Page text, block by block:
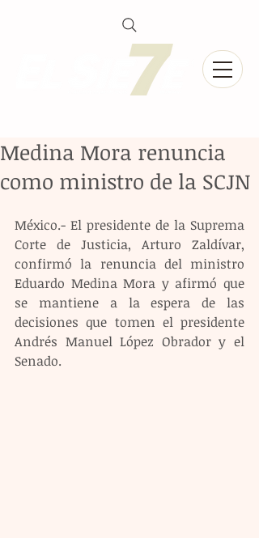
Medina Mora renuncia
como ministro de la SCJN
México.- El presidente de la Suprema
Corte de Justicia, Arturo Zaldívar,
confirmó la renuncia del ministro
Eduardo Medina Mora y afirmó que
se mantiene a la espera de las
decisiones que tomen el presidente
Andrés Manuel López Obrador y el
Senado.